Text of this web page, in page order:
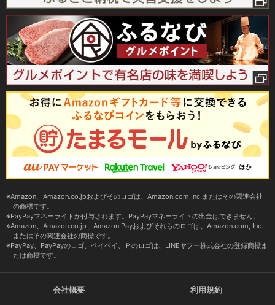
Amazon、Amazon.co.jpおよびそのロゴは、Amazon.com,Inc.またはその関連会社
の商標です。
PayPayマネーライトが付与されます。PayPayマネーライトの出金はできません。
Amazon、Amazon.co.jp、Amazon Payおよびそれらのロゴは、Amazon.com, Inc.
またはその関連会社の商標です。
PayPay、PayPayのロゴ、ペイペイ、Ｐのロゴは、LINEヤフー株式会社の登録商標ま
たは商標です。
会社概要 利用規約